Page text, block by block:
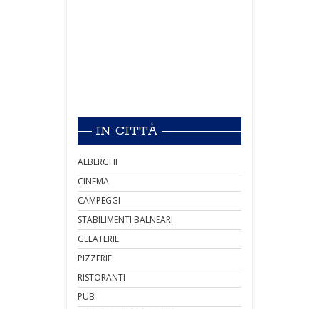
IN CITTÀ
ALBERGHI
CINEMA
CAMPEGGI
STABILIMENTI BALNEARI
GELATERIE
PIZZERIE
RISTORANTI
PUB